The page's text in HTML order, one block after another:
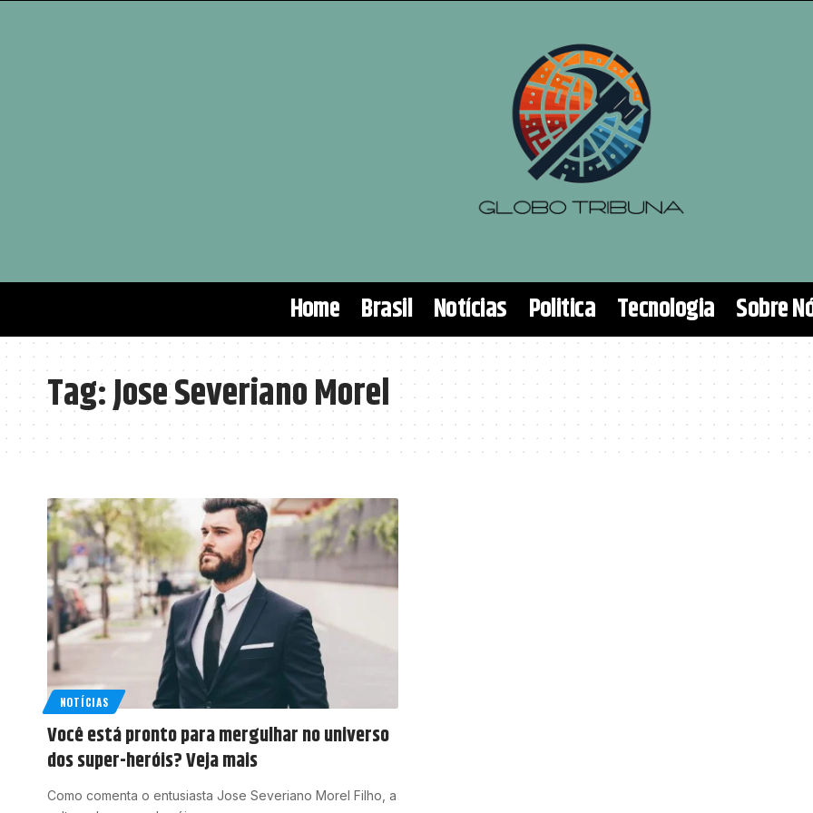
Home Brasil Notícias Politica Tecnologia Sobre
Tag:Jose Severiano Morel
NOTÍCIAS
Você está pronto para mergulhar no universo
dos super-heróis? Veja mais
Como comenta o entusiasta Jose Severiano Morel Filho, a